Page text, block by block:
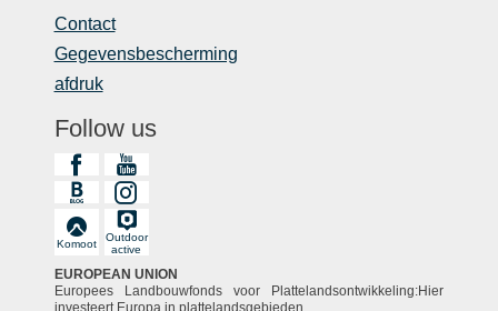
Contact
Gegevensbescherming
afdruk
Follow us
Komoot
Outdoor
active
EUROPEAN UNION
Europees Landbouwfonds voor Plattelandsontwikkeling:Hier
investeert Europa in plattelandsgebieden